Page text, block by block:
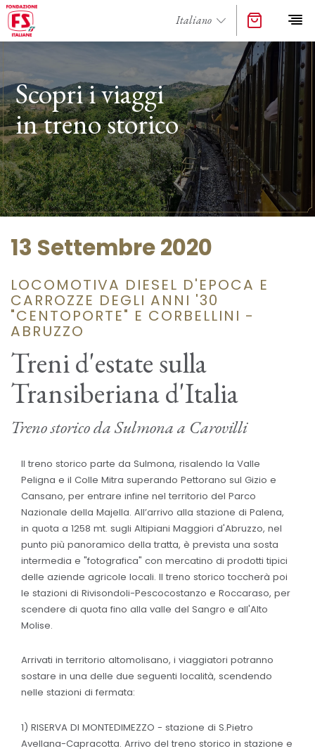
Scopri i viaggi
in treno storico
13 Settembre 2020
LOCOMOTIVA DIESEL D'EPOCA E
CARROZZE DEGLI ANNI '30
"CENTOPORTE" E CORBELLINI -
ABRUZZO
Treni d'estate sulla
Transiberiana d'Italia
Treno storico da Sulmona a Carovilli
Il treno storico parte da Sulmona, risalendo la Valle
Peligna e il Colle Mitra superando Pettorano sul Gizio e
Cansano, per entrare infine nel territorio del Parco
Nazionale della Majella. All’arrivo alla stazione di Palena,
in quota a 1258 mt. sugli Altipiani Maggiori d'Abruzzo, nel
punto più panoramico della tratta, è prevista una sosta
intermedia e "fotografica" con mercatino di prodotti tipici
delle aziende agricole locali. Il treno storico toccherà poi
le stazioni di Rivisondoli-Pescocostanzo e Roccaraso, per
scendere di quota fino alla valle del Sangro e all'Alto
Molise.
Arrivati in territorio altomolisano, i viaggiatori potranno
sostare in una delle due seguenti località, scendendo
nelle stazioni di fermata:
1) RISERVA DI MONTEDIMEZZO - stazione di S.Pietro
Avellana-Capracotta. Arrivo del treno storico in stazione e